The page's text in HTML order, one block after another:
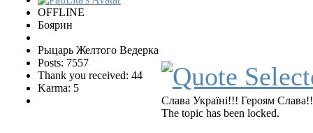
OFFLINE
Боярин
Рыцарь Желтого Ведерка
Posts: 7557
Thank you received: 44
Karma: 5
Слава Україні!!! Героям
The topic has been locked.